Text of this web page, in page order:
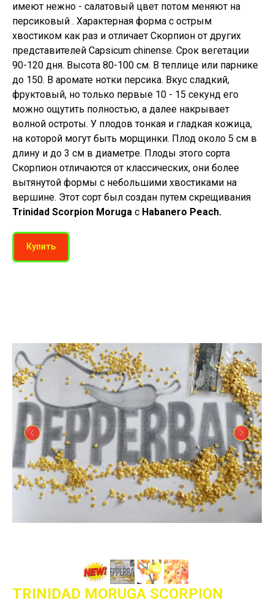
имеют нежно - салатовый цвет потом меняют на
персиковый . Характерная форма с острым
хвостиком как раз и отличает Скорпион от других
представителей Capsicum chinense. Срок вегетации
90-120 дня. Высота 80-100 см. В теплице или парнике
до 150. В аромате нотки персика. Вкус сладкий,
фруктовый, но только первые 10 - 15 секунд его
можно ощутить полностью, а далее накрывает
волной остроты. У плодов тонкая и гладкая кожица,
на которой могут быть морщинки. Плод около 5 см в
длину и до 3 см в диаметре. Плоды этого сорта
Скорпион отличаются от классических, они более
вытянутой формы с небольшими хвостиками на
вершине. Этот сорт был создан путем скрещивания
Trinidad Scorpion Moruga с Habanero Peach.
Купить
TRINIDAD MORUGA SCORPION